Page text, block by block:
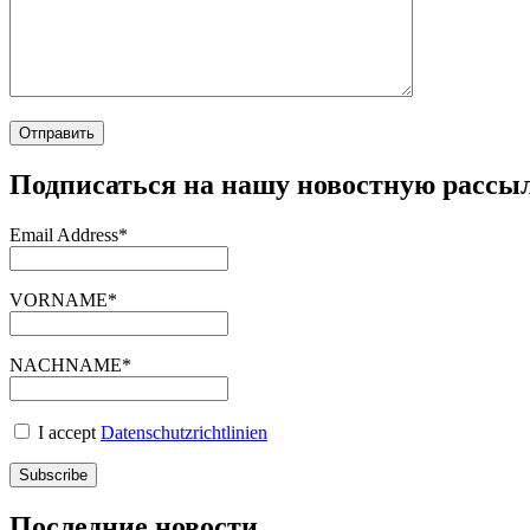
Подписаться на нашу новостную
Email Address*
VORNAME*
NACHNAME*
I accept Datenschutzrichtlinien